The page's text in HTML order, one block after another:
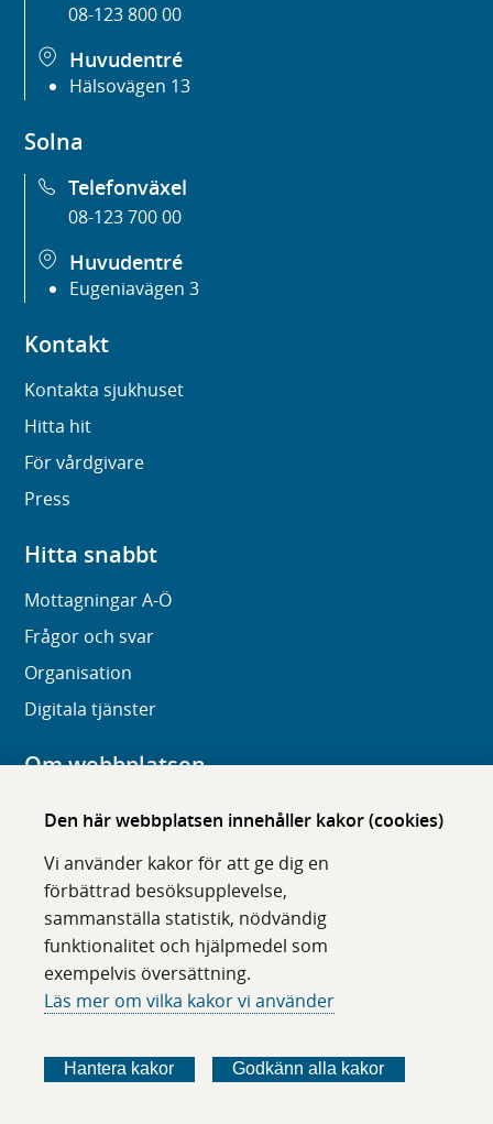
Den här webbplatsen innehåller kakor (cookies)
Vi använder kakor för att ge dig en
förbättrad besöksupplevelse,
sammanställa statistik, nödvändig
funktionalitet och hjälpmedel som
exempelvis översättning.
Läs mer om vilka kakor vi använder
Hantera kakor Godkänn alla kakor
08-123 800 00
Huvudentré
Hälsovägen 13
Solna
Telefonväxel
08-123 700 00
Huvudentré
Eugeniavägen 3
Kontakt
Kontakta sjukhuset
Hitta hit
För vårdgivare
Press
Hitta snabbt
Mottagningar A-Ö
Frågor och svar
Organisation
Digitala tjänster
Om webbplatsen
Om karolinska.se
Tillgänglighet
Om cookies
Följ oss i sociala medier
ö
l
ö
l
ö
l